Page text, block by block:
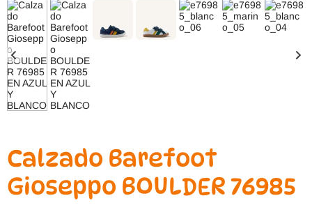
Calzado Barefoot
Gioseppo BOULDER 76985